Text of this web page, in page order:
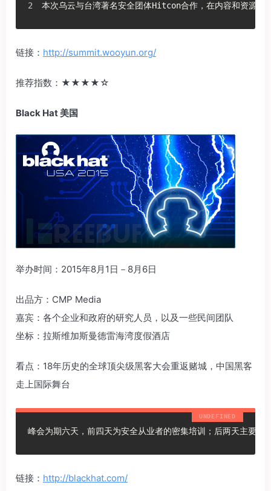
本次乌云与台湾著名安全团体Hitcon合作，在内容和资源上
链接： http://summit.wooyun.org/
推荐指数：‍‍★★★★☆‍‍
Black Hat 美国
举办时间：2015年8月1日－8月6日
出品方：CMP Media
嘉宾：各个企业和政府的研究人员，以及一些民间团队
坐标：拉斯维加斯曼德雷海湾度假酒店
看点：18年历史的全球顶尖级黑客大会重返赌城，中国黑客
走上国际舞台
峰会为期六天，前四天为安全从业者的密集培训；后两天主要
链接： http://blackhat.com/